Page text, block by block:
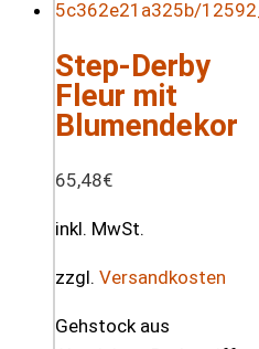
Step-Derby
Fleur mit
Blumendekor
65,48€
inkl. MwSt.
zzgl. Versandkosten
Gehstock aus